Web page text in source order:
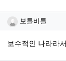
보틀바틀
보틀바틀
보수적인 나라라